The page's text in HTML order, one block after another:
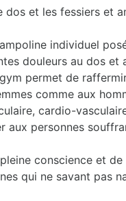
et les fessiers et
individuel
douleurs au dos et
permet de
comme aux
cardio-
aux personnes
conscience et
qui ne savant pas